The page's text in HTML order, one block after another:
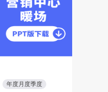
年度月度季度